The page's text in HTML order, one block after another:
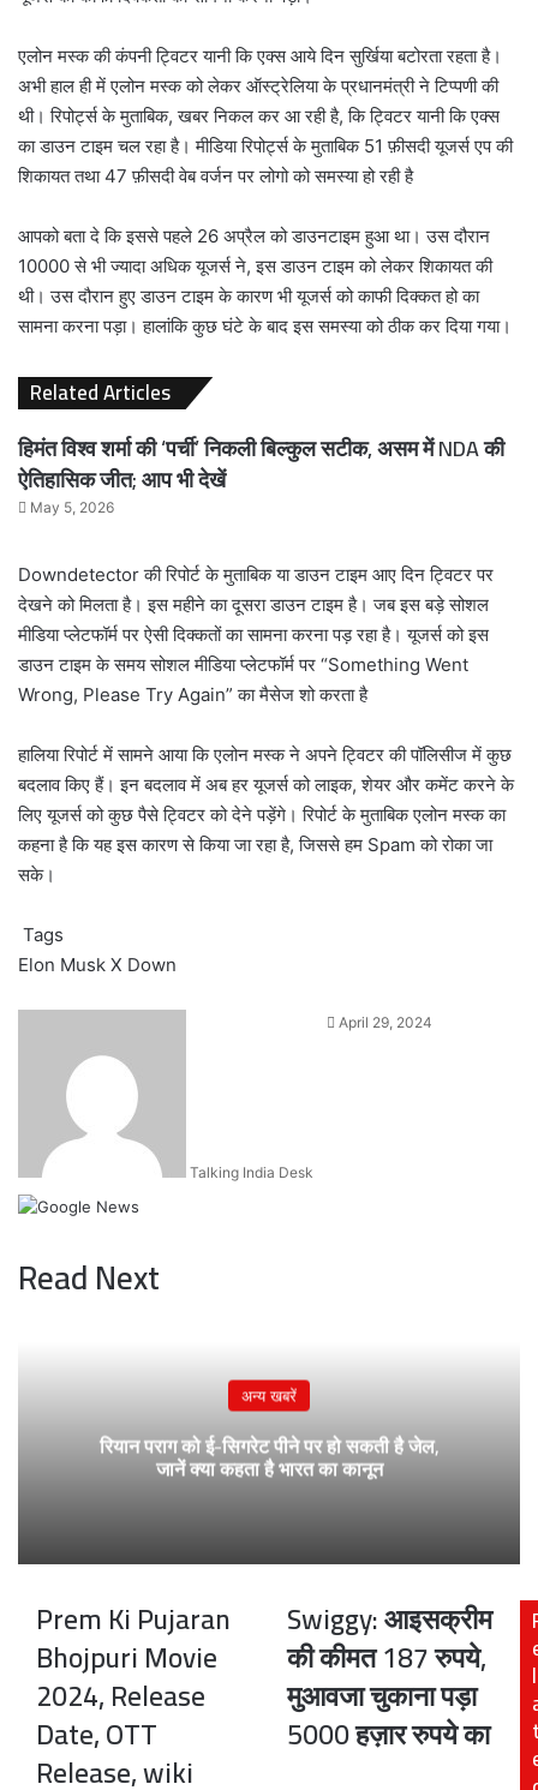
एलोन मस्क की कंपनी ट्विटर यानी कि एक्स आये दिन सुर्खिया बटोरता रहता है।
अभी हाल ही में एलोन मस्क को लेकर ऑस्ट्रेलिया के प्रधानमंत्री ने टिप्पणी की
थी। रिपोर्ट्स के मुताबिक, खबर निकल कर आ रही है, कि ट्विटर यानी कि एक्स
का डाउन टाइम चल रहा है। मीडिया रिपोर्ट्स के मुताबिक 51 फ़ीसदी यूजर्स एप की
शिकायत तथा 47 फ़ीसदी वेब वर्जन पर लोगो को समस्या हो रही है
आपको बता दे कि इससे पहले 26 अप्रैल को डाउनटाइम हुआ था। उस दौरान
10000 से भी ज्यादा अधिक यूजर्स ने, इस डाउन टाइम को लेकर शिकायत की
थी। उस दौरान हुए डाउन टाइम के कारण भी यूजर्स को काफी दिक्कत हो का
सामना करना पड़ा। हालांकि कुछ घंटे के बाद इस समस्या को ठीक कर दिया गया।
Related Articles
हिमंत विश्व शर्मा की ‘पर्ची’ निकली बिल्कुल सटीक, असम में NDA की
ऐतिहासिक जीत; आप भी देखें
May 5, 2026
Downdetector की रिपोर्ट के मुताबिक या डाउन टाइम आए दिन ट्विटर पर
देखने को मिलता है। इस महीने का दूसरा डाउन टाइम है। जब इस बड़े सोशल
मीडिया प्लेटफॉर्म पर ऐसी दिक्कतों का सामना करना पड़ रहा है। यूजर्स को इस
डाउन टाइम के समय सोशल मीडिया प्लेटफॉर्म पर “Something Went
Wrong, Please Try Again” का मैसेज शो करता है
हालिया रिपोर्ट में सामने आया कि एलोन मस्क ने अपने ट्विटर की पॉलिसीज में कुछ
बदलाव किए हैं। इन बदलाव में अब हर यूजर्स को लाइक, शेयर और कमेंट करने के
लिए यूजर्स को कुछ पैसे ट्विटर को देने पड़ेंगे। रिपोर्ट के मुताबिक एलोन मस्क का
कहना है कि यह इस कारण से किया जा रहा है, जिससे हम Spam को रोका जा
सके।
Tags
Elon Musk X Down
Talking India Desk
SendApril 29, 2024
Read Next
अन्य खबरें
रियान पराग को ई-सिगरेट पीने पर हो सकती है जेल,
जानें क्या कहता है भारत का कानून
Prem
Pujaran
Bhojpuri
Movie
2024,
Release
Prem Ki Pujaran
Bhojpuri Movie
2024, Release
Date, OTT
Release, wiki
Swiggy:
आइसक्रीम
की
कीमत
187
रुपये,
Swiggy: आइसक्रीम
की कीमत 187 रुपये,
मुआवजा चुकाना पड़ा
5000 हज़ार रुपये का
l